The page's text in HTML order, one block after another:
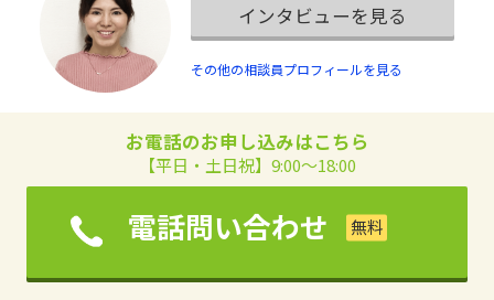
インタビューを見る
その他の相談員プロフィールを見る
お電話のお申し込みはこちら
【平日・土日祝】9:00～18:00
電話問い合わせ